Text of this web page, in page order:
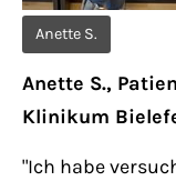
Have any
+44 1234
Drop us a
Anette S.
Anette S.,
Klinikum
"Ich habe